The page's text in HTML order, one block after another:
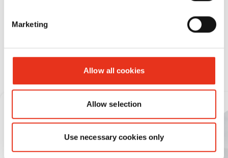
Marketing
Allow all cookies
Allow selection
Use necessary cookies only
Materiale consumabile